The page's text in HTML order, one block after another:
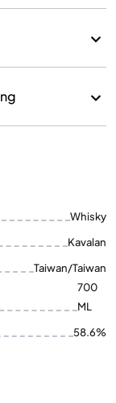
Whisky
Kavalan
Taiwan/Taiwan
700
ML
58.6%